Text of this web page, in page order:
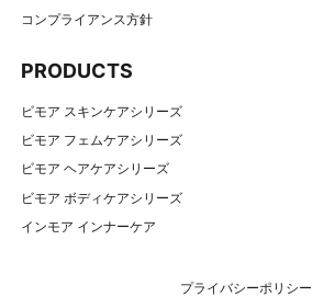
コンプライアンス方針
PRODUCTS
ビモア スキンケアシリーズ
ビモア フェムケアシリーズ
ビモア ヘアケアシリーズ
ビモア ボディケアシリーズ
インモア インナーケア
プライバシーポリシー